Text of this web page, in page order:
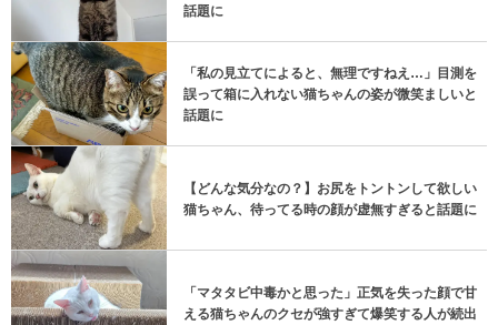
話題に
「私の見立てによると、無理ですねえ…」目測を
誤って箱に入れない猫ちゃんの姿が微笑ましいと
話題に
【どんな気分なの？】お尻をトントンして欲しい
猫ちゃん、待ってる時の顔が虚無すぎると話題に
「マタタビ中毒かと思った」正気を失った顔で甘
える猫ちゃんのクセが強すぎて爆笑する人が続出